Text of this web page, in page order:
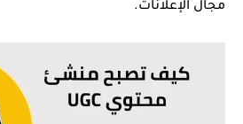
مجال الإعلانات.